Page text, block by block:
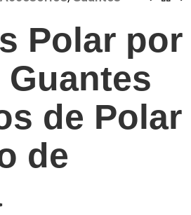
Polar por
Guantes
de Polar
de